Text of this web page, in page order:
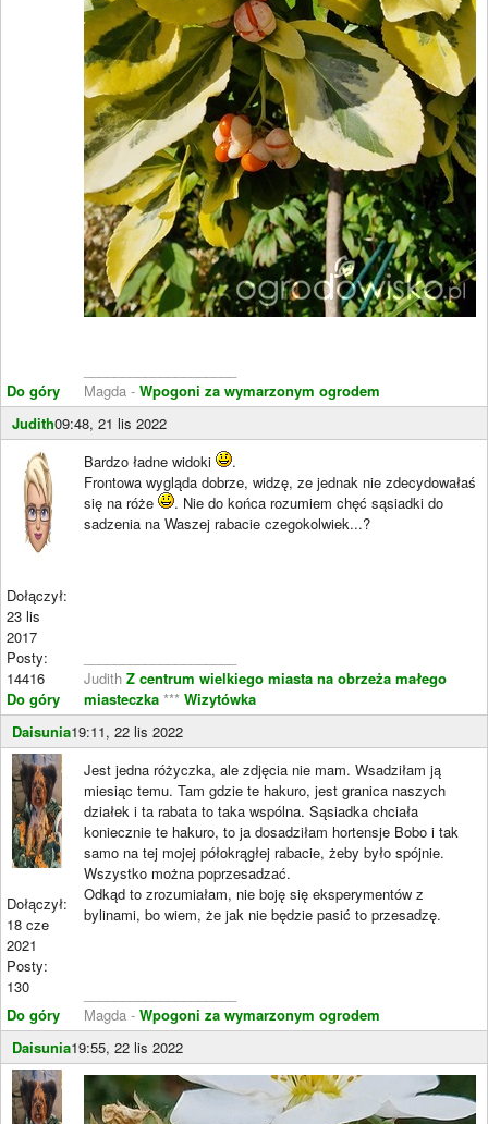
Do góry
Magda - Wpogoni za wymarzonym ogrodem
Judith09:48, 21 lis 2022
Dołączył:
23 lis
2017
Posty:
14416
Do góry
Bardzo ładne widoki
.
Frontowa wygląda dobrze, widzę, ze jednak nie zdecydowałaś
się na róże
. Nie do końca rozumiem chęć sąsiadki do
sadzenia na Waszej rabacie czegokolwiek...?
Judith Z centrum wielkiego miasta na obrzeża małego
miasteczka *** Wizytówka
Daisunia19:11, 22 lis 2022
Dołączył:
18 cze
2021
Posty:
130
Do góry
Jest jedna różyczka, ale zdjęcia nie mam. Wsadziłam ją
miesiąc temu. Tam gdzie te hakuro, jest granica naszych
działek i ta rabata to taka wspólna. Sąsiadka chciała
koniecznie te hakuro, to ja dosadziłam hortensje Bobo i tak
samo na tej mojej półokrągłej rabacie, żeby było spójnie.
Wszystko można poprzesadzać.
Odkąd to zrozumiałam, nie boję się eksperymentów z
bylinami, bo wiem, że jak nie będzie pasić to przesadzę.
Magda - Wpogoni za wymarzonym ogrodem
Daisunia19:55, 22 lis 2022